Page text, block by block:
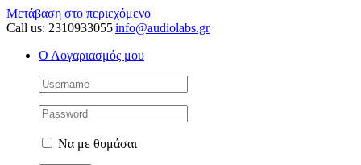
Μετάβαση στο περιεχόμενο
Call us: 2310933055|info@audiolabs.gr
Ο Λογαριασμός μου
Να με θυμάσαι